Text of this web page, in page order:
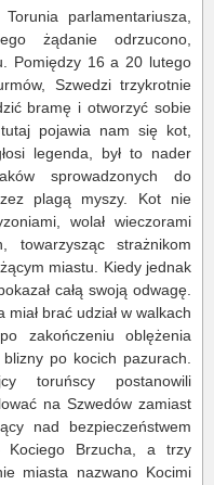
parlamentariusza,
żądanie odrzucono,
Pomiędzy 16 a 20 lutego
Szwedzi trzykrotnie
bramę i otworzyć sobie
pojawia nam się kot,
legenda, był to nader
sprowadzonych do
plagą myszy. Kot nie
wolał wieczorami
towarzysząc strażnikom
miastu. Kiedy jednak
całą swoją odwagę.
brać udział w walkach
zakończeniu oblężenia
po kocich pazurach.
toruńscy postanowili
na Szwedów zamiast
nad bezpieczeństwem
Kociego Brzucha, a trzy
miasta nazwano Kocimi